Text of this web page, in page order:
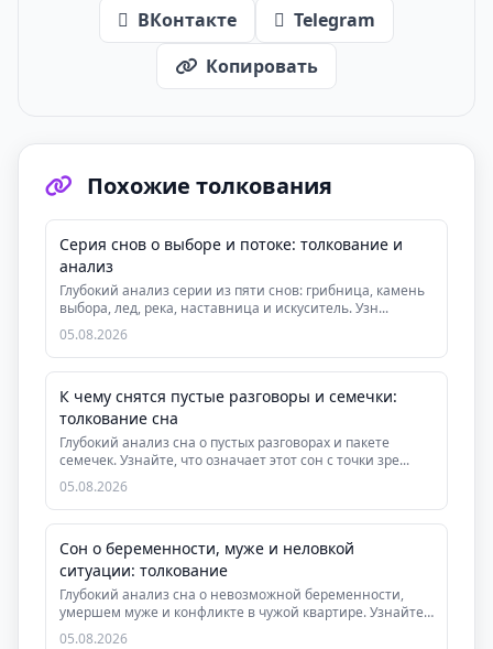
ВКонтакте
Telegram
Копировать
Похожие толкования
Серия снов о выборе и потоке: толкование и
анализ
Глубокий анализ серии из пяти снов: грибница, камень
выбора, лед, река, наставница и искуситель. Узн...
05.08.2026
К чему снятся пустые разговоры и семечки:
толкование сна
Глубокий анализ сна о пустых разговорах и пакете
семечек. Узнайте, что означает этот сон с точки зре...
05.08.2026
Сон о беременности, муже и неловкой
ситуации: толкование
Глубокий анализ сна о невозможной беременности,
умершем муже и конфликте в чужой квартире. Узнайте,
...
05.08.2026